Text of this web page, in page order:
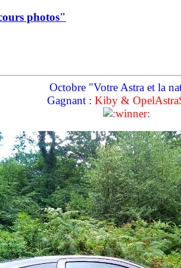
photos"
Octobre "Votre Astra et la
Gagnant : Kiby &